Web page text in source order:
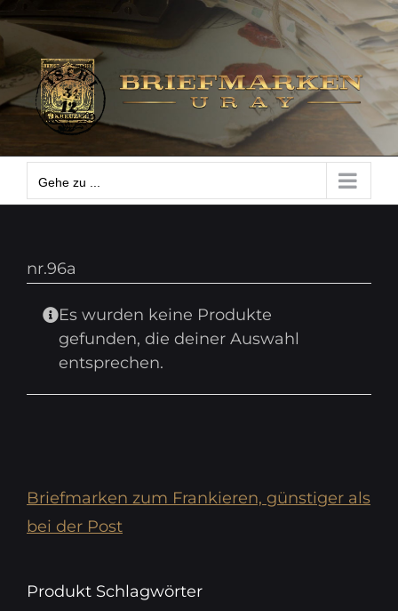
Zum
Inhalt
springen
Gehe zu ...
Gehe zu ...
nr.96a
Es wurden keine Produkte
gefunden, die deiner Auswahl
entsprechen.
Briefmarken zum Frankieren, günstiger als
bei der Post
Produkt Schlagwörter